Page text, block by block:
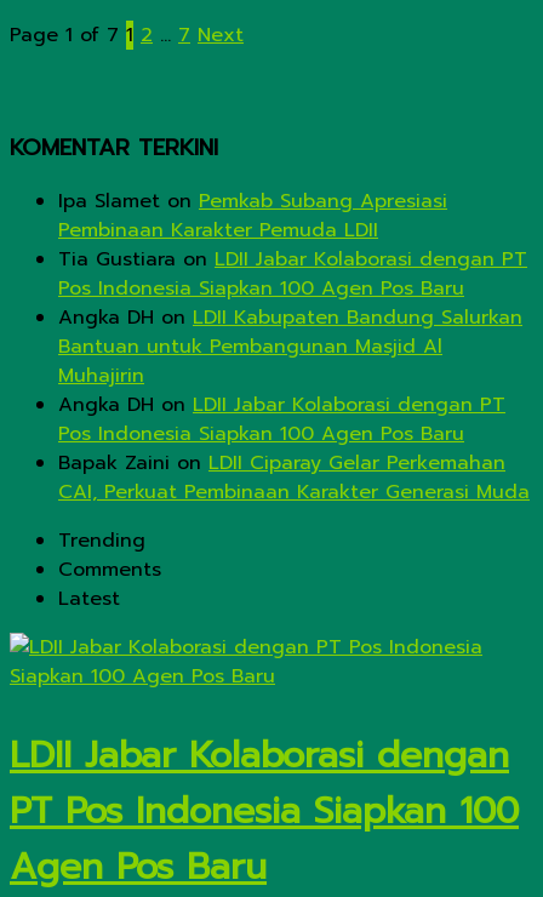
Page 1 of 7 1 2 … 7 Next
KOMENTAR TERKINI
Ipa Slamet on Pemkab Subang Apresiasi
Pembinaan Karakter Pemuda LDII
Tia Gustiara on LDII Jabar Kolaborasi dengan PT
Pos Indonesia Siapkan 100 Agen Pos Baru
Angka DH on LDII Kabupaten Bandung Salurkan
Bantuan untuk Pembangunan Masjid Al
Muhajirin
Angka DH on LDII Jabar Kolaborasi dengan PT
Pos Indonesia Siapkan 100 Agen Pos Baru
Bapak Zaini on LDII Ciparay Gelar Perkemahan
CAI, Perkuat Pembinaan Karakter Generasi Muda
Trending
Comments
Latest
LDII Jabar Kolaborasi dengan
PT Pos Indonesia Siapkan 100
Agen Pos Baru